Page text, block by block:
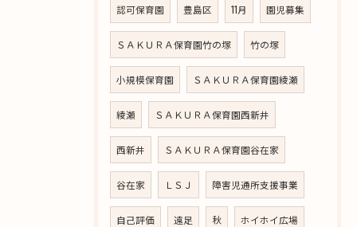
認可保育園 豊島区 11月 園児募集
ＳＡＫＵＲＡ保育園竹の塚 竹の塚
小規模保育園 ＳＡＫＵＲＡ保育園綾瀬
綾瀬 ＳＡＫＵＲＡ保育園西新井
西新井 ＳＡＫＵＲＡ保育園谷在家
谷在家 ＬＳＪ 障害児通所支援事業
自己評価 遠足 秋 ホイホイ広場